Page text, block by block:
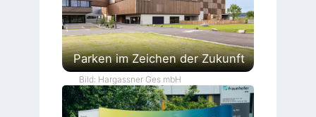
Parken im Zeichen der Zukunft
Bild: Hargassner Ges mbH